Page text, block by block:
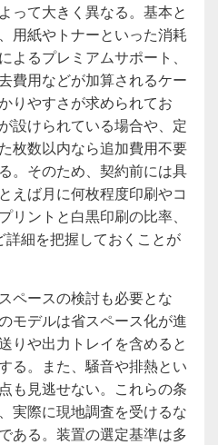
って大きく異なる。基本と
用紙やトナーといった消耗
るプレミアムサポート、
費用などが加算されるケー
りやすさが求められてお
設けられている場合や、定
枚数以内なら追加費用不要
。そのため、契約前には具
えば月に何枚程度印刷やコ
リントと白黒印刷の比率、
細を把握しておくことが
ペースの検討も必要とな
モデルは省スペース化が進
りや出力トレイを含めると
る。また、騒音や排熱とい
も見逃せない。これらの条
実際に現地調査を受けるな
ある。装置の選定基準は多